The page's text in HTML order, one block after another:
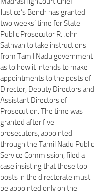
Justice’s Bench has granted
two weeks’ time for State
Public Prosecutor R. John
Sathyan to take instructions
from Tamil Nadu government
as to how it intends to make
appointments to the posts of
Director, Deputy Directors and
Assistant Directors of
Prosecution. The time was
granted after five
prosecutors, appointed
through the Tamil Nadu Public
Service Commission, filed a
case insisting that those top
posts in the directorate must
be appointed only on the